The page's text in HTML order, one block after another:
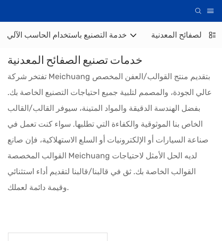
خدمة التصنيع باستخدام الحاسب الآلي الصفائح المعدنية
خدمات تصنيع الصفائح المعدنية
تفتخر شركة Meichuang بتقديم منتج القوالب/العفن المخصص
عالي الجودة، والمصمم لتلبية جميع احتياجات التصنيع الخاصة بك.
بفضل الهندسة الدقيقة والمواد المتينة، سيوفر القالب/القالب
الخاص بنا الموثوقية والكفاءة التي تطلبها. سواء كنت تعمل في
صناعة السيارات أو الإلكترونيات أو السلع الاستهلاكية، فإن صانع
القوالب المخصصة Meichuang لديه الحل الأمثل لاحتياجات
القوالب الخاصة بك. ثق في قالبنا/قالبنا لتقديم أداء استثنائي
وقيمة دائمة لعملك.